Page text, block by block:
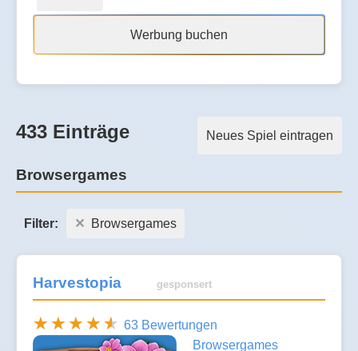
Werbung buchen
Neues Spiel eintragen
433 Einträge
Browsergames
Filter: Browsergames
Harvestopia gesponsert
63 Bewertungen
Browsergames